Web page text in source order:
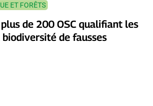
ET FORÊTS
de 200 OSC qualifiant les
de fausses